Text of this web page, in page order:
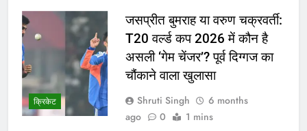
क्रिकेट
जसप्रीत बुमराह या वरुण चक्रवर्ती:
T20 वर्ल्ड कप 2026 में कौन है
असली ‘गेम चेंजर’? पूर्व दिग्गज का
चौंकाने वाला खुलासा
Shruti Singh
6 months
ago
0 1 mins